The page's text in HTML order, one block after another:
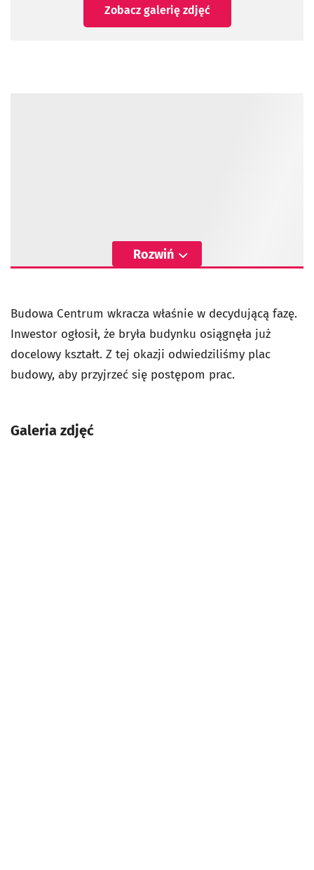
Zobacz galerię zdjęć
Rozwiń
Budowa Centrum wkracza właśnie w decydującą fazę.
Inwestor ogłosił, że bryła budynku osiągnęła już
docelowy kształt. Z tej okazji odwiedziliśmy plac
budowy, aby przyjrzeć się postępom prac.
Galeria zdjęć